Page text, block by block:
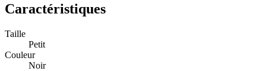
Caractéristiques
Taille
Petit
Couleur
Noir